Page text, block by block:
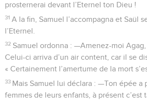
prosternerai devant l’Eternel ton Dieu !
31 A la fin, Samuel l’accompagna et Saül
l’Eternel.
32 Samuel ordonna : —Amenez-moi Agag,
Celui-ci arriva d’un air content, car il se
« Certainement l’amertume de la mort
33 Mais Samuel lui déclara : —Ton épée a
femmes de leurs enfants, à présent c’est